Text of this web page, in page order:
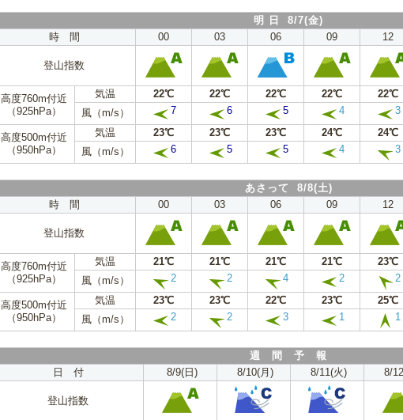
明 日 8/7(金)
時 間
00 03 06 09 12
登山指数
高度760m付近
（925hPa）
気温 22℃ 22℃ 22℃ 22℃ 22℃
風（m/s）
7 6 5 4 3
高度500m付近
（950hPa）
気温 23℃ 23℃ 23℃ 24℃ 24℃
風（m/s）
6 5 5 4 3
あさって 8/8(土)
時 間
00 03 06 09 12
登山指数
高度760m付近
（925hPa）
気温 21℃ 21℃ 21℃ 21℃ 23℃
風（m/s）
2 2 4 2 2
高度500m付近
（950hPa）
気温 23℃ 23℃ 22℃ 23℃ 25℃
風（m/s）
2 2 3 1 1
週 間 予 報
日 付
8/9(日) 8/10(月) 8/11(火) 8/
登山指数